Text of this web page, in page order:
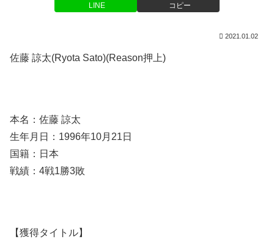
LINE コピー
2021.01.02
佐藤 諒太(Ryota Sato)(Reason押上)
本名：佐藤 諒太
生年月日：1996年10月21日
国籍：日本
戦績：4戦1勝3敗
【獲得タイトル】